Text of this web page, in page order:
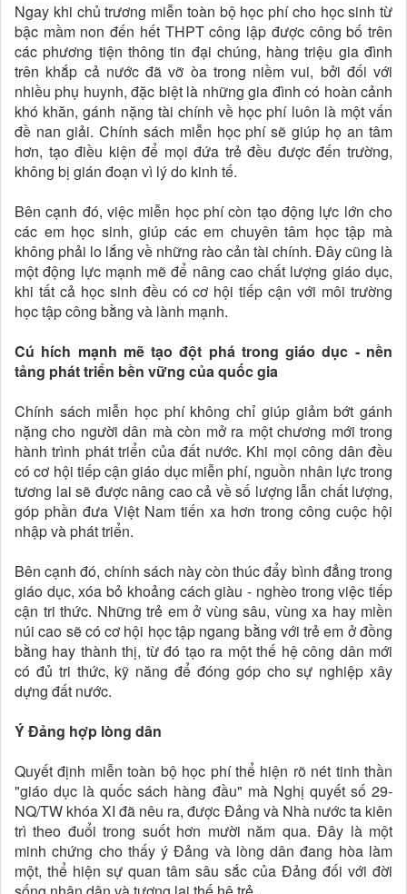
Ngay khi chủ trương miễn toàn bộ học phí cho học sinh từ
bậc mầm non đến hết THPT công lập được công bố trên
các phương tiện thông tin đại chúng, hàng triệu gia đình
trên khắp cả nước đã vỡ òa trong niềm vui, bởi đối với
nhiều phụ huynh, đặc biệt là những gia đình có hoàn cảnh
khó khăn, gánh nặng tài chính về học phí luôn là một vấn
đề nan giải. Chính sách miễn học phí sẽ giúp họ an tâm
hơn, tạo điều kiện để mọi đứa trẻ đều được đến trường,
không bị gián đoạn vì lý do kinh tế.
Bên cạnh đó, việc miễn học phí còn tạo động lực lớn cho
các em học sinh, giúp các em chuyên tâm học tập mà
không phải lo lắng về những rào cản tài chính. Đây cũng là
một động lực mạnh mẽ để nâng cao chất lượng giáo dục,
khi tất cả học sinh đều có cơ hội tiếp cận với môi trường
học tập công bằng và lành mạnh.
Cú hích mạnh mẽ tạo đột phá trong giáo dục - nền
tảng phát triển bền vững của quốc gia
Chính sách miễn học phí không chỉ giúp giảm bớt gánh
nặng cho người dân mà còn mở ra một chương mới trong
hành trình phát triển của đất nước. Khi mọi công dân đều
có cơ hội tiếp cận giáo dục miễn phí, nguồn nhân lực trong
tương lai sẽ được nâng cao cả về số lượng lẫn chất lượng,
góp phần đưa Việt Nam tiến xa hơn trong công cuộc hội
nhập và phát triển.
Bên cạnh đó, chính sách này còn thúc đẩy bình đẳng trong
giáo dục, xóa bỏ khoảng cách giàu - nghèo trong việc tiếp
cận tri thức. Những trẻ em ở vùng sâu, vùng xa hay miền
núi cao sẽ có cơ hội học tập ngang bằng với trẻ em ở đồng
bằng hay thành thị, từ đó tạo ra một thế hệ công dân mới
có đủ tri thức, kỹ năng để đóng góp cho sự nghiệp xây
dựng đất nước.
Ý Đảng hợp lòng dân
Quyết định miễn toàn bộ học phí thể hiện rõ nét tinh thần
"giáo dục là quốc sách hàng đầu" mà Nghị quyết số 29-
NQ/TW khóa XI đã nêu ra, được Đảng và Nhà nước ta kiên
trì theo đuổi trong suốt hơn mười năm qua. Đây là một
minh chứng cho thấy ý Đảng và lòng dân đang hòa làm
một, thể hiện sự quan tâm sâu sắc của Đảng đối với đời